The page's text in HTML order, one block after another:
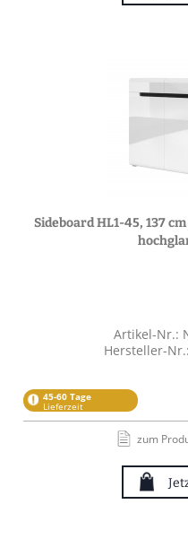
Sideboard HL1-45, 137
Artikel-Nr.:
Hersteller-
45-60 Tage
Lieferzeit
zum